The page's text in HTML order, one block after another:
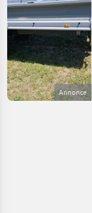
Annonce